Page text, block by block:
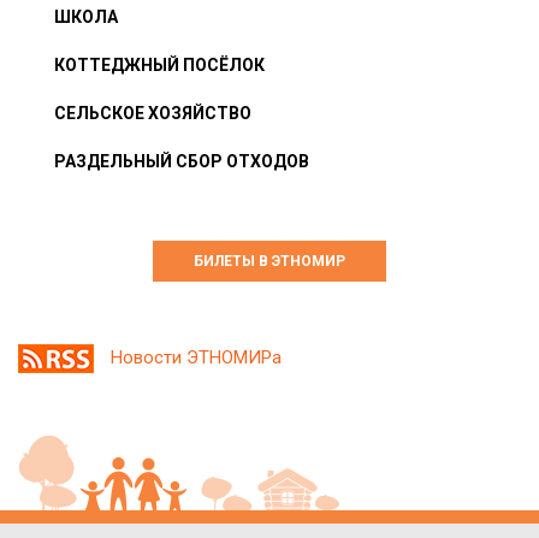
ШКОЛА
КОТТЕДЖНЫЙ ПОСЁЛОК
СЕЛЬСКОЕ ХОЗЯЙСТВО
РАЗДЕЛЬНЫЙ СБОР ОТХОДОВ
БИЛЕТЫ В ЭТНОМИР
Новости ЭТНОМИРа